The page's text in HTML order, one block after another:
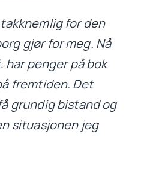
for den
gjør for meg. Nå
har penger på bok
fremtiden. Det
grundig bistand og
situasjonen jeg